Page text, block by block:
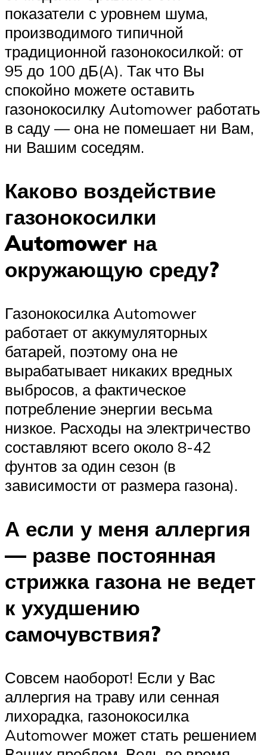
показатели с уровнем шума,
производимого типичной
традиционной газонокосилкой: от
95 до 100 дБ(A). Так что Вы
спокойно можете оставить
газонокосилку Automower работать
в саду — она не помешает ни Вам,
ни Вашим соседям.
Каково воздействие
газонокосилки
Automower на
окружающую среду?
Газонокосилка Automower
работает от аккумуляторных
батарей, поэтому она не
вырабатывает никаких вредных
выбросов, а фактическое
потребление энергии весьма
низкое. Расходы на электричество
составляют всего около 8-42
фунтов за один сезон (в
зависимости от размера газона).
А если у меня аллергия
— разве постоянная
стрижка газона не ведет
к ухудшению
самочувствия?
Совсем наоборот! Если у Вас
аллергия на траву или сенная
лихорадка, газонокосилка
Automower может стать решением